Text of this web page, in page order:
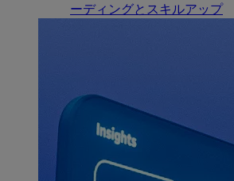
ーディングとスキルアップ